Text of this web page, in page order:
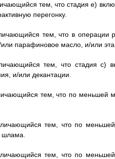
тем, что стадия е)
перегонку.
тем, что в операции
парафиновое масло, и/или
тем, что стадия с)
и/или декантации.
тем, что по меньшей
тем, что по
шлама.
тем, что по